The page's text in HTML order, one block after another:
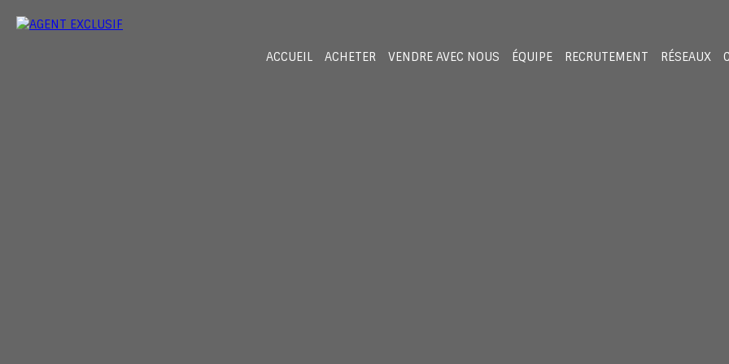
ACCUEIL ACHETER VENDRE AVEC NOUS ÉQUIPE RECRUTEMENT RÉSEAUX